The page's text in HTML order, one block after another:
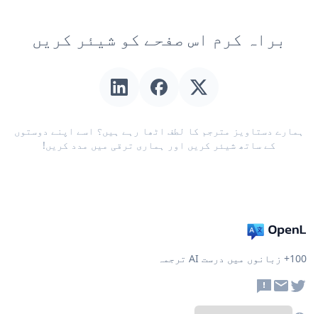
براہ کرم اس صفحے کو شیئر کریں
ہمارے دستاویز مترجم کا لطف اٹھا رہے ہیں؟ اسے اپنے دوستوں
کے ساتھ شیئر کریں اور ہماری ترقی میں مدد کریں!
100+ زبانوں میں درست AI ترجمہ